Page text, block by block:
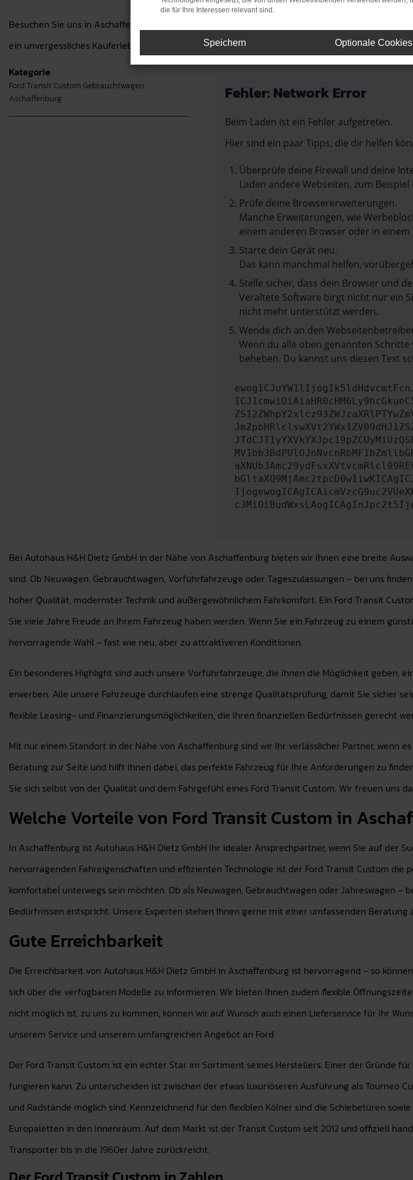
Besuchen Sie uns in Aschaffenburg und entdecken Sie unsere große Auswahl an Ford
ein unvergessliches Kauferlebnis zu bieten.
Kategorie
Ford Transit Custom Gebrauchtwagen
Aschaffenburg
Fehler: Network Error
Beim Laden ist ein Fehler aufgetreten.
Hier sind ein paar Tipps, die dir helfen
Überprüfe deine Firewall und deine
Laden andere Webseiten, zum
Prüfe deine Browsererweiterungen.
Manche Erweiterungen, wie
einem anderen Browser oder in einem
Starte dein Gerät neu.
Das kann manchmal helfen,
Stelle sicher, dass dein Browser und
Veraltete Software birgt nicht nur ein
nicht mehr unterstützt werden.
Wende dich an den
Wenn du alle oben genannten
beheben. Du kannst uns diesen Text
Bei Autohaus H&H Dietz GmbH in der Nähe von Aschaffenburg bieten wir Ihnen eine breite
sind. Ob Neuwagen, Gebrauchtwagen, Vorführfahrzeuge oder Tageszulassungen – bei uns
hoher Qualität, modernster Technik und außergewöhnlichem Fahrkomfort. Ein Ford Transit
Sie viele Jahre Freude an Ihrem Fahrzeug haben werden. Wenn Sie ein Fahrzeug zu einem
hervorragende Wahl – fast wie neu, aber zu attraktiveren Konditionen.
Ein besonderes Highlight sind auch unsere Vorführfahrzeuge, die Ihnen die Möglichkeit geben,
erwerben. Alle unsere Fahrzeuge durchlaufen eine strenge Qualitätsprüfung, damit Sie sicher
flexible Leasing- und Finanzierungsmöglichkeiten, die Ihren finanziellen Bedürfnissen gerecht
Mit nur einem Standort in der Nähe von Aschaffenburg sind wir Ihr verlässlicher Partner, wenn
Beratung zur Seite und hilft Ihnen dabei, das perfekte Fahrzeug für Ihre Anforderungen zu
Sie sich selbst von der Qualität und dem Fahrgefühl eines Ford Transit Custom. Wir freuen uns
Welche Vorteile von Ford Transit Custom in
In Aschaffenburg ist Autohaus H&H Dietz GmbH Ihr idealer Ansprechpartner, wenn Sie auf der
hervorragenden Fahreigenschaften und effizienten Technologie ist der Ford Transit Custom
komfortabel unterwegs sein möchten. Ob als Neuwagen, Gebrauchtwagen oder Jahreswagen –
Bedürfnissen entspricht. Unsere Experten stehen Ihnen gerne mit einer umfassenden Beratung
Gute Erreichbarkeit
Die Erreichbarkeit von Autohaus H&H Dietz GmbH in Aschaffenburg ist hervorragend – so
sich über die verfügbaren Modelle zu informieren. Wir bieten Ihnen zudem flexible
nicht möglich ist, zu uns zu kommen, können wir auf Wunsch auch einen Lieferservice für Ihr
unserem Service und unserem umfangreichen Angebot an Ford
Der Ford Transit Custom ist ein echter Star im Sortiment seines Herstellers. Einer der Gründe
fungieren kann. Zu unterscheiden ist zwischen der etwas luxuriöseren Ausführung als Tourneo
und Radstände möglich sind. Kennzeichnend für den flexiblen Kölner sind die Schiebetüren
Europaletten in den Innenraum. Auf dem Markt ist der Transit Custom seit 2012 und offiziell
Transporter bis in die 1960er Jahre zurückreicht.
die für Ihre Interessen relevant sind.
Speichern Optionale